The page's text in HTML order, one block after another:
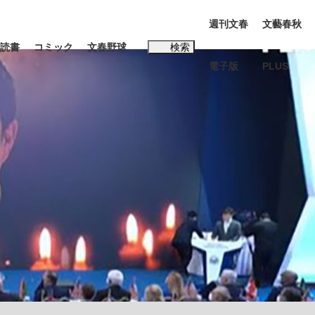
くてもいい」時価総額が一時トヨタ超え...
POPアイドルたち
読書 コミック 文春野球 検索
週刊文春
電子版
文藝春秋
PLUS